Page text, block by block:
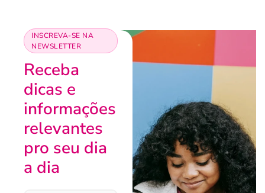
INSCREVA-SE NA
NEWSLETTER
Receba
dicas e
informações
relevantes
pro seu dia
a dia